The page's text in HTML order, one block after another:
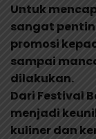
Untuk
sangat
promosi
sampai
dilakukan.
Dari Festival
menjadi
kuliner dan